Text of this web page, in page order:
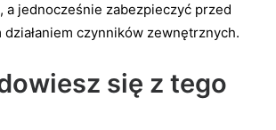
a jednocześnie zabezpieczyć przed
czynników zewnętrznych.
się z tego